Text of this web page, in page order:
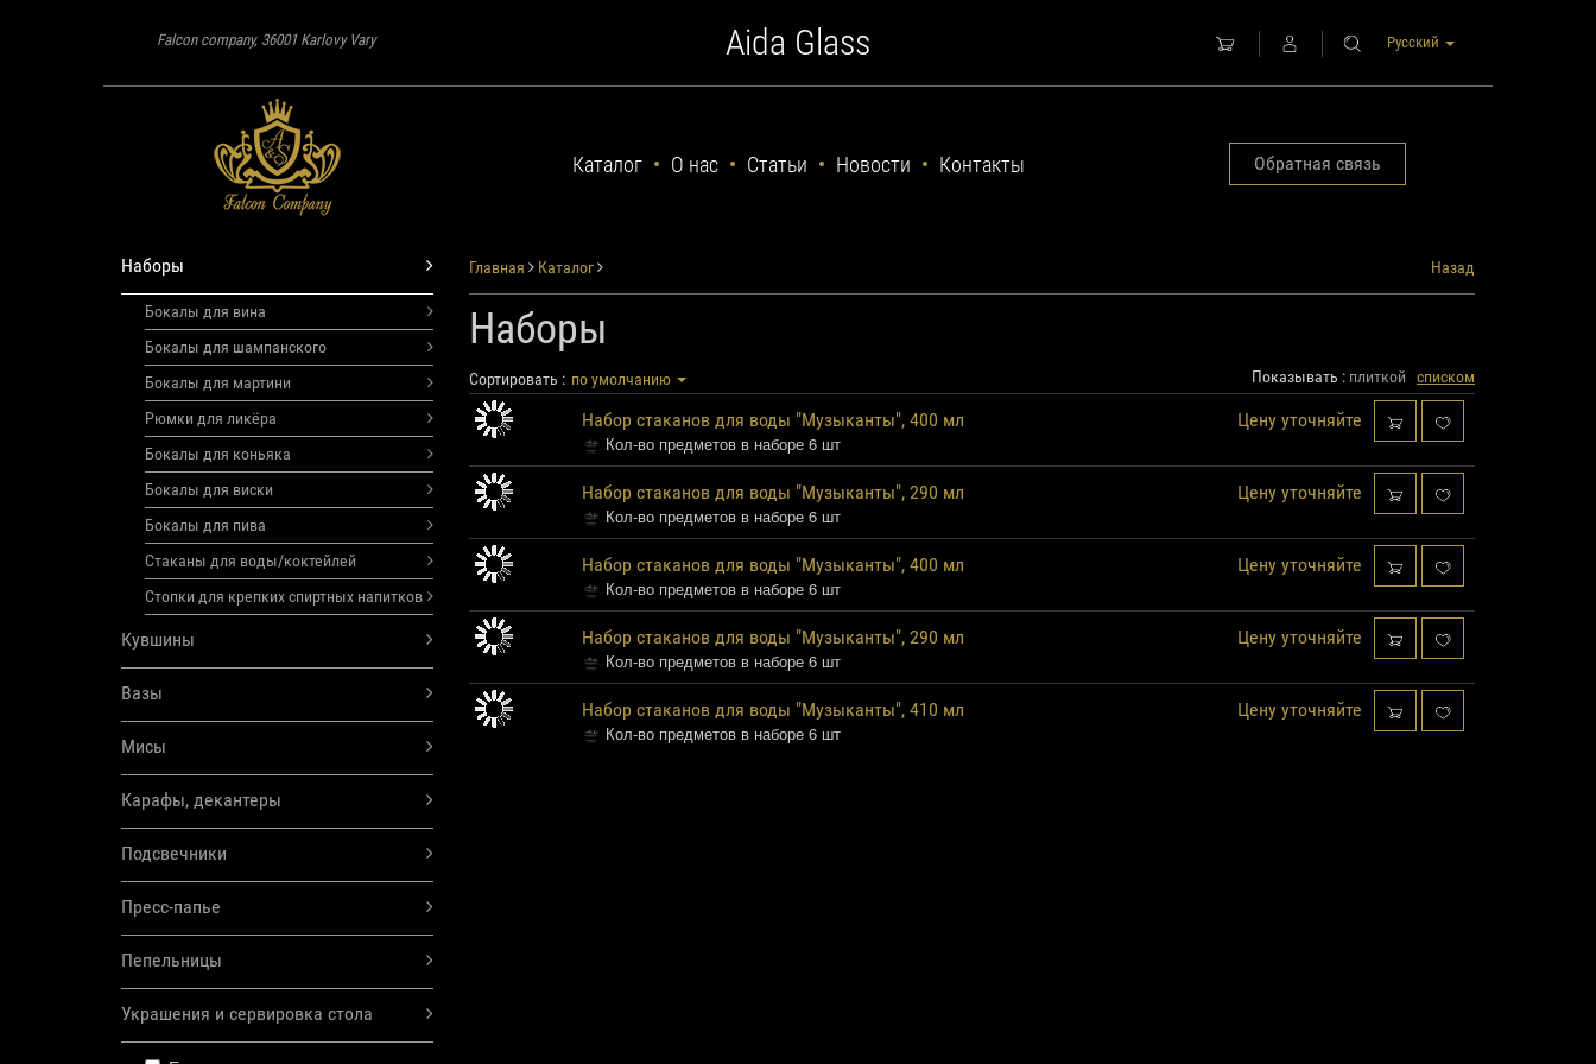
Falcon company, 36001 Karlovy Vary Aida Glass Русский
Каталог О нас Статьи Новости Контакты Обратная связь
Наборы
Бокалы для вина
Бокалы для шампанского
Бокалы для мартини
Рюмки для ликёра
Бокалы для коньяка
Бокалы для виски
Бокалы для пива
Стаканы для воды/коктейлей
Стопки для крепких спиртных напитков
Кувшины
Вазы
Мисы
Карафы, декантеры
Подсвечники
Пресс-папье
Пепельницы
Украшения и сервировка стола
Назад
Главная Каталог
Наборы
Сортировать : по умолчанию Показывать : плиткой списком
Набор стаканов для воды "Музыканты", 400 мл
Кол-во предметов в наборе 6 шт
Цену уточняйте
Набор стаканов для воды "Музыканты", 290 мл
Кол-во предметов в наборе 6 шт
Цену уточняйте
Набор стаканов для воды "Музыканты", 400 мл
Кол-во предметов в наборе 6 шт
Цену уточняйте
Набор стаканов для воды "Музыканты", 290 мл
Кол-во предметов в наборе 6 шт
Цену уточняйте
Набор стаканов для воды "Музыканты", 410 мл
Кол-во предметов в наборе 6 шт
Цену уточняйте